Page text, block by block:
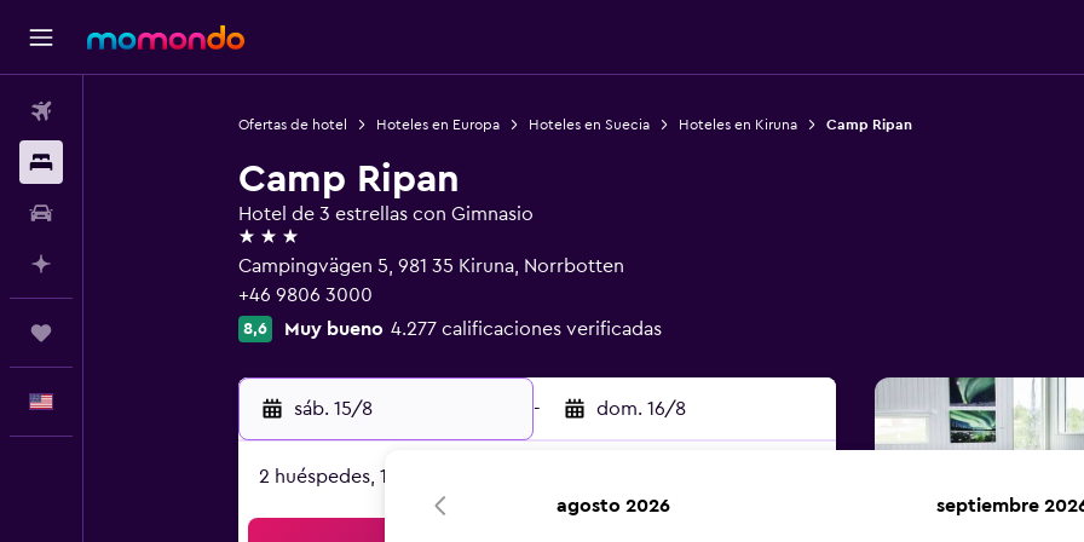
Ofertas de hotel Hoteles en Europa Hoteles en Suecia Hoteles en Kiruna Camp Ripan
Camp Ripan
Hotel de 3 estrellas con Gimnasio
3 estrellas
Campingvägen 5, 981 35 Kiruna, Norrbotten
+46 9806 3000
8,6 Muy bueno 4.277 calificaciones verificadas
sáb. 15/8 - dom. 16/8
2 huéspedes, 1 habitación
agosto 2026 septiembre